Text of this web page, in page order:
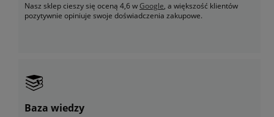
Nasz sklep cieszy się oceną 4,6 wGoogle, a większość klientów
pozytywnie opiniuje swoje doświadczenia zakupowe.
Baza wiedzy